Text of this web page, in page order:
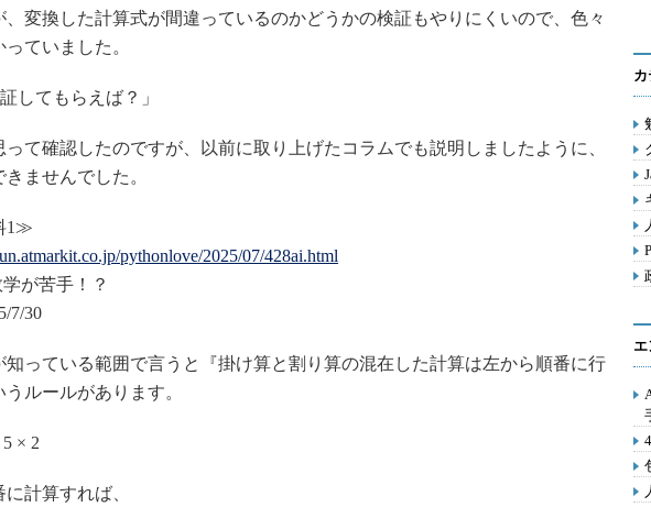
、変換した計算式が間違っているのかどうかの検証もやりにくいので、色々
ていました。
してもらえば？」
て確認したのですが、以前に取り上げたコラムでも説明しましたように、
ませんでした。
1≫
pythonlove/2025/07/428ai.html
が苦手！？
7/30
っている範囲で言うと『掛け算と割り算の混在した計算は左から順番に行
ルールがあります。
× 2
計算すれば、